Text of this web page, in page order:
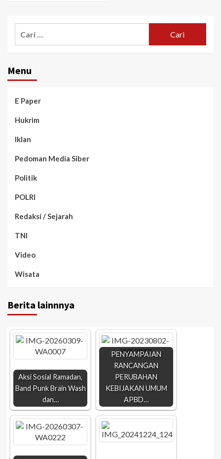
Menu
E Paper
Hukrim
Iklan
Pedoman Media Siber
Politik
POLRI
Redaksi / Sejarah
TNI
Video
Wisata
Berita lainnnya
Aksi Sosial Ramadan,
Band Punk Brain Wash
dan…
PENYAMPAIAN
RANCANGAN
PERUBAHAN
KEBIJAKAN UMUM
APBD…